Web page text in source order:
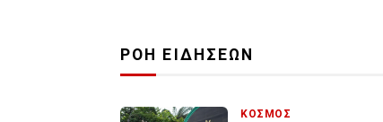
ΡΟΗ ΕΙΔΗΣΕΩΝ
ΚΟΣΜΟΣ